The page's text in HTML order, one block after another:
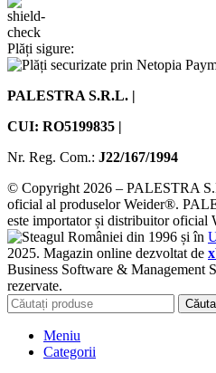
Plăți sigure:
PALESTRA S.R.L. |
CUI: RO5199835 |
Nr. Reg. Com.: J22/167/1994
© Copyright 2026 – PALESTRA
oficial al produselor Weider®.
este importator și distribuitor oficial
din 1996 și în
2025. Magazin online dezvoltat de
Business Software & Management
rezervate.
Meniu
Categorii